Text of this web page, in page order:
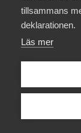
tillsammans
deklarationen.
Läs mer
Tåg­företagen
Kurser &
informerat